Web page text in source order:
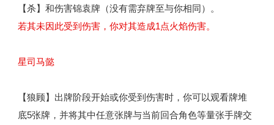
【杀】和伤害锦袁牌（没有需弃牌至与你相同）。
若其未因此受到伤害，你对其造成1点火焰伤害。
星司马懿
【狼顾】出牌阶段开始或你受到伤害时，你可以观看牌堆
底5张牌，并将其中任意张牌与当前回合角色等量张手牌交